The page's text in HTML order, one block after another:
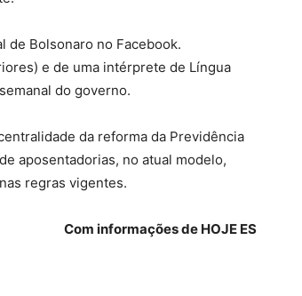
de Bolsonaro no Facebook.
e de uma intérprete de Língua
do governo.
da reforma da Previdência
aposentadorias, no atual modelo,
regras vigentes.
Com informações de HOJE ES